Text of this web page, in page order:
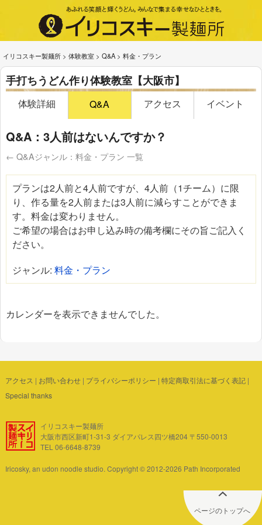
イリコスキー製麺所 > 体験教室 > Q&A > 料金・プラン
手打ちうどん作り体験教室【大阪市】
体験詳細 Q&A アクセス イベント
Q&A：3人前はないんですか？
← Q&Aジャンル：料金・プラン 一覧
プランは2人前と4人前ですが、4人前（1チーム）に限
り、作る量を2人前または3人前に減らすことができま
す。料金は変わりません。
ご希望の場合はお申し込み時の備考欄にその旨ご記入く
ださい。
ジャンル: 料金・プラン
カレンダーを表示できませんでした。
アクセス | お問い合わせ| プライバシーポリシー | 特定商取引法に基づく表記|
Special thanks
イリコスキー製麺所
大阪市西区新町1-31-3 ダイアパレス四ツ橋204 〒550-0013
TEL 06-6648-8739
Iricosky, an udon noodle studio. Copyright © 2012-2026 Path Incorporated
ページのトップへ